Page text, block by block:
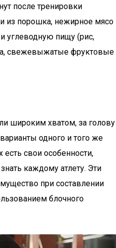
после тренировки
из порошка, нежирное мясо
углеводную пищу (рис,
свежевыжатые фруктовые
широким хватом, за голову
одного и того же
свои особенности,
каждому атлету. Эти
при составлении
блочного